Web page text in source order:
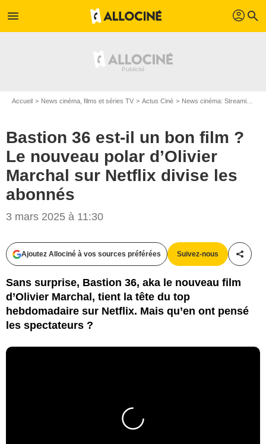
menu profil search
Accueil News cinéma, films et séries TV Actus Ciné News cinéma: Streaming
Bastion 36 est-il un bon film ?
Le nouveau polar d’Olivier
Marchal sur Netflix divise les
abonnés
3 mars 2025 à 11:30
Ajoutez Allociné à vos sources préférées Suivez-nous
Sans surprise, Bastion 36, aka le nouveau film
d’Olivier Marchal, tient la tête du top
hebdomadaire sur Netflix. Mais qu’en ont pensé
les spectateurs ?